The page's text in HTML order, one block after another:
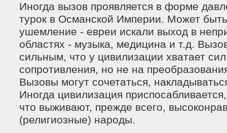
Иногда вызов проявляется в форме
турок в Османской Империи. Может
ушемление - евреи искали выход в
областях - музыка, медицина и т.д.
сильным, что у цивилизации хватает
сопротивления, но не на
Вызовы могут сочетаться,
Иногда цивилизация
что выживают, прежде всего,
(религиозные) народы.